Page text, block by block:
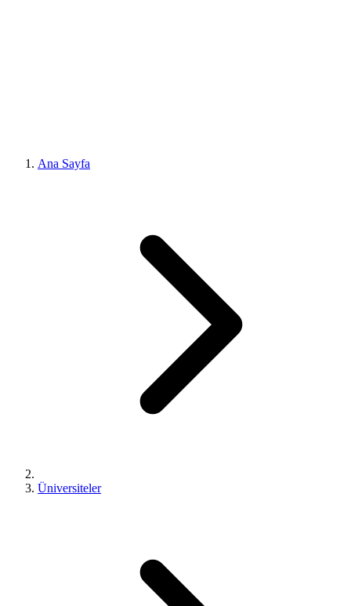
Ana Sayfa
Üniversiteler